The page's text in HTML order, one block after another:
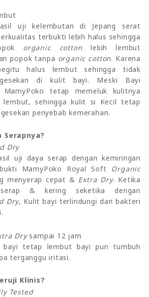
uji kelembutan di Jepang serat
terbukti lebih halus sehingga
organic cotton lebih lembut
popok tanpa organic cotton. Karena
halus lembut sehingga tidak
gesekan di kulit bayi. Meski Bayi
MamyPoko tetap memeluk kulitnya
lembut, sehingga kulit si Kecil tetap
penyebab kemerahan.
Serapnya?
Dry
uji daya serap dengan kemiringan
MamyPoko Royal Soft Organic
menyerap cepat & Extra Dry. Ketika
& kering seketika dengan
Dry, Kulit bayi terlindungi dari bakteri
Drysampai 12 jam
bayi tetap lembut bayi pun tumbuh
terganggu iritasi.
Klinis?
Tested